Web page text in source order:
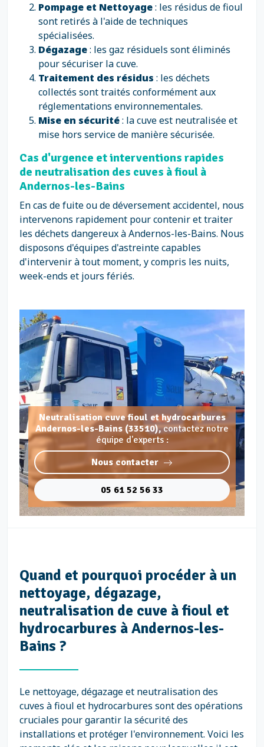
Pompage et Nettoyage: les résidus de fioul
sont retirés à l'aide de techniques
spécialisées.
Dégazage: les gaz résiduels sont éliminés
pour sécuriser la cuve.
Traitement des résidus : les déchets
collectés sont traités conformément aux
réglementations environnementales.
Mise en sécurité: la cuve est neutralisée et
mise hors service de manière sécurisée.
Cas d'urgence et interventions rapides
de neutralisation des cuves à fioul à
Andernos-les-Bains
En cas de fuite ou de déversement accidentel, nous
intervenons rapidement pour contenir et traiter
les déchets dangereux à Andernos-les-Bains. Nous
disposons d'équipes d'astreinte capables
d'intervenir à tout moment, y compris les nuits,
week-ends et jours fériés.
Neutralisation cuve fioul et hydrocarbures
Andernos-les-Bains (33510),contactez notre
équipe d'experts :
Nous contacter
05 61 52 56 33
Quand et pourquoi procéder à un
nettoyage, dégazage,
neutralisation de cuve à fioul et
hydrocarbures à Andernos-les-
Bains ?
Le nettoyage, dégazage et neutralisation des
cuves à fioul et hydrocarbures sont des opérations
cruciales pour garantir la sécurité des
installations et protéger l'environnement. Voici les